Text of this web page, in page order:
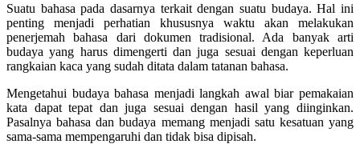
Suatu bahasa pada dasarnya terkait dengan suatu budaya. Hal ini
penting menjadi perhatian khususnya waktu akan melakukan
penerjemah bahasa dari dokumen tradisional. Ada banyak arti
budaya yang harus dimengerti dan juga sesuai dengan keperluan
rangkaian kaca yang sudah ditata dalam tatanan bahasa.
Mengetahui budaya bahasa menjadi langkah awal biar pemakaian
kata dapat tepat dan juga sesuai dengan hasil yang diinginkan.
Pasalnya bahasa dan budaya memang menjadi satu kesatuan yang
sama-sama mempengaruhi dan tidak bisa dipisah.